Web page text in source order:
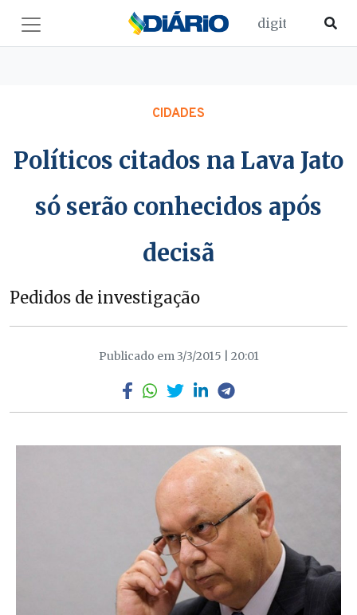
CIDADES
Políticos citados na Lava Jato
só serão conhecidos após
decisã
Pedidos de investigação
Publicado em 3/3/2015 | 20:01